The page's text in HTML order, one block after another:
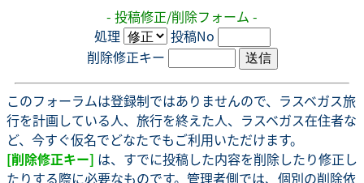
- 投稿修正/削除フォーム -
処理
投稿No
削除修正キー
このフォーラムは登録制ではありませんので、ラスベガス旅
行を計画している人、旅行を終えた人、ラスベガス在住者な
ど、今すぐ仮名でどなたでもご利用いただけます。
[削除修正キー] は、すでに投稿した内容を削除したり修正し
たりする際に必要なものです。管理者側では、個別の削除依